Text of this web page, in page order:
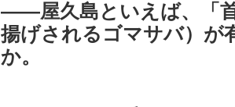
――屋久島といえば、「
揚げされるゴマサバ）が
か。